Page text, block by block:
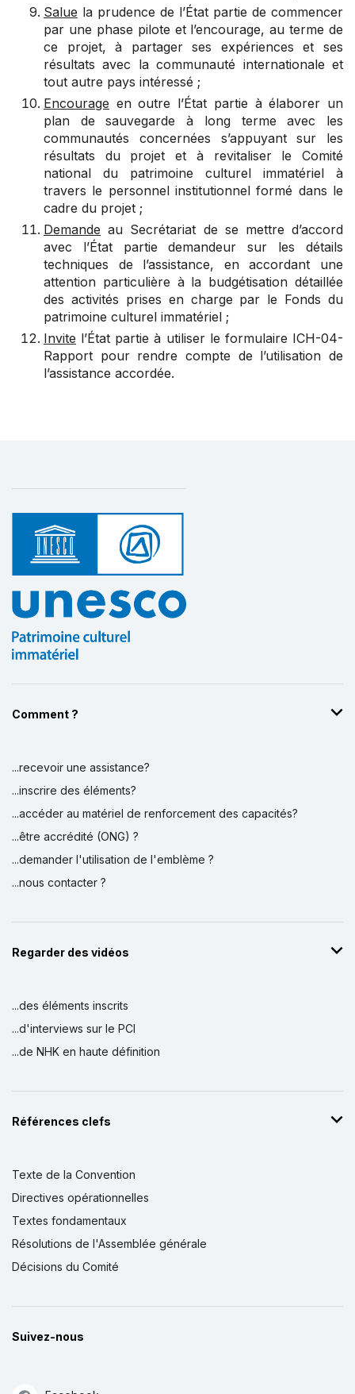
Salue la prudence de l’État partie de commencer
par une phase pilote et l’encourage, au terme de
ce projet, à partager ses expériences et ses
résultats avec la communauté internationale et
tout autre pays intéressé ;
Encourage en outre l’État partie à élaborer un
plan de sauvegarde à long terme avec les
communautés concernées s’appuyant sur les
résultats du projet et à revitaliser le Comité
national du patrimoine culturel immatériel à
travers le personnel institutionnel formé dans le
cadre du projet ;
Demande au Secrétariat de se mettre d’accord
avec l’État partie demandeur sur les détails
techniques de l’assistance, en accordant une
attention particulière à la budgétisation détaillée
des activités prises en charge par le Fonds du
patrimoine culturel immatériel ;
Invite l’État partie à utiliser le formulaire ICH-04-
Rapport pour rendre compte de l’utilisation de
l’assistance accordée.
Comment ?
...recevoir une assistance?
...inscrire des éléments?
...accéder au matériel de renforcement des capacités?
...être accrédité (ONG) ?
...demander l'utilisation de l'emblème ?
...nous contacter ?
Regarder des vidéos
...des éléments inscrits
...d'interviews sur le PCI
...de NHK en haute définition
Références clefs
Texte de la Convention
Directives opérationnelles
Textes fondamentaux
Résolutions de l'Assemblée générale
Décisions du Comité
Suivez-nous